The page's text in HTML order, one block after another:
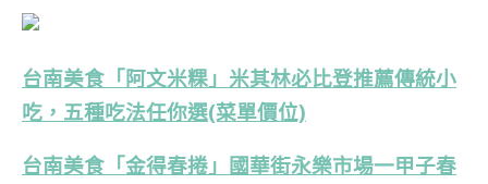
台南美食「阿文米粿」米其林必比登推薦傳統小
吃，五種吃法任你選(菜單價位)
台南美食「金得春捲」國華街永樂市場一甲子春